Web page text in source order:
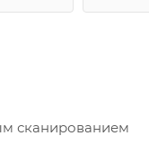
сканированием